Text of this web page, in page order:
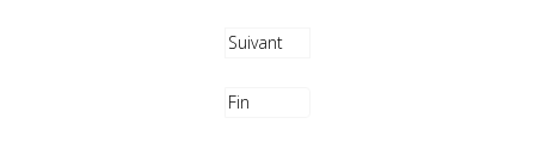
Suivant
Fin